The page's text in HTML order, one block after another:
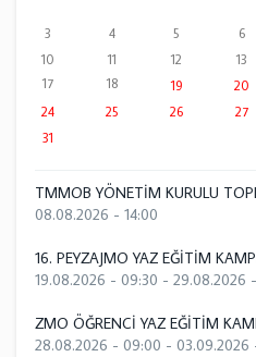
3
4 5 6
10
11 12 13
17
18 19 20
24
25 26 27
31
TMMOB YÖNETİM KURULU
08.08.2026 - 14:00
16. PEYZAJMO YAZ EĞİTİM
19.08.2026 - 09:30 - 29.08.2026
ZMO ÖĞRENCİ YAZ EĞİTİM
28.08.2026 - 09:00 - 03.09.2026